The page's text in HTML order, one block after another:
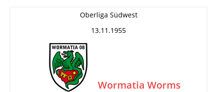
Oberliga Südwest
13.11.1955
Wormatia Worms